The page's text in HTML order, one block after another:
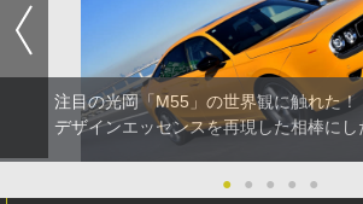
注目の光岡「M55」の世界観に触れた
デザインエッセンスを再現した相棒にし
● ● ● ● ●